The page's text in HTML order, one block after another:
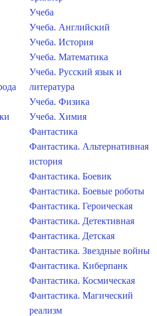
Учеба
Учеба. Английский
Учеба. История
Учеба. Математика
Учеба. Русский язык и
литература
Учеба. Физика
Учеба. Химия
Фантастика
Фантастика. Альтернативная
история
Фантастика. Боевик
Фантастика. Боевые роботы
Фантастика. Героическая
Фантастика. Детективная
Фантастика. Детская
Фантастика. Звездные войны
Фантастика. Киберпанк
Фантастика. Космическая
Фантастика. Магический
реализм